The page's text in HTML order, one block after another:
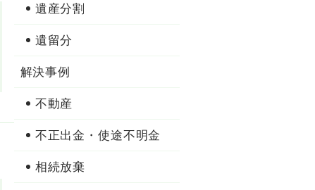
遺産分割
遺留分
解決事例
不動産
不正出金・使途不明金
相続放棄